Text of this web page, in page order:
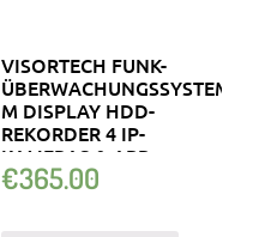
VISORTECH FUNK-
ÜBERWACHUNGSSYSTEM
M DISPLAY HDD-
REKORDER 4 IP-
KAMERAS & APP
€365.00